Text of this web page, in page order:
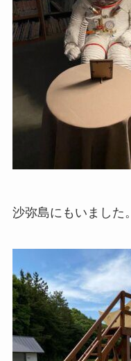
沙弥島にもいました。